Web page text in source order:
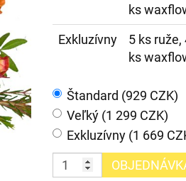
ks
Exkluzívny
5 ks
ks
Štandard (929 CZK)
Veľký (1 299 CZK)
Exkluzívny (1 669